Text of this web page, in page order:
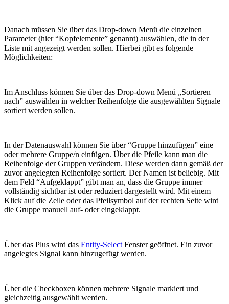
Danach müssen Sie über das Drop-down Menü die einzelnen
Parameter (hier “Kopfelemente” genannt) auswählen, die in der
Liste mit angezeigt werden sollen. Hierbei gibt es folgende
Möglichkeiten:
Im Anschluss können Sie über das Drop-down Menü „Sortieren
nach” auswählen in welcher Reihenfolge die ausgewählten Signale
sortiert werden sollen.
In der Datenauswahl können Sie über “Gruppe hinzufügen” eine
oder mehrere Gruppe/n einfügen. Über die Pfeile kann man die
Reihenfolge der Gruppen verändern. Diese werden dann gemäß der
zuvor angelegten Reihenfolge sortiert. Der Namen ist beliebig. Mit
dem Feld “Aufgeklappt” gibt man an, dass die Gruppe immer
vollständig sichtbar ist oder reduziert dargestellt wird. Mit einem
Klick auf die Zeile oder das Pfeilsymbol auf der rechten Seite wird
die Gruppe manuell auf- oder eingeklappt.
Über das Plus wird das Entity-SelectFenster geöffnet. Ein zuvor
angelegtes Signal kann hinzugefügt werden.
Über die Checkboxen können mehrere Signale markiert und
gleichzeitig ausgewählt werden.